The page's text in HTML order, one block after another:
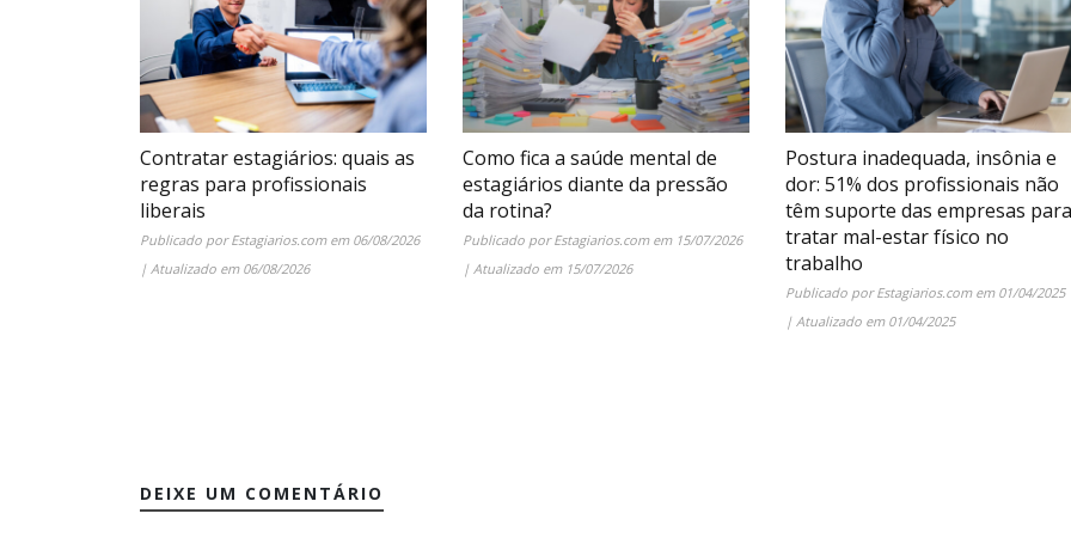
Contratar estagiários: quais as
regras para profissionais
liberais
Publicado porEstagiarios.comem 06/08/2026
| Atualizado em 06/08/2026
Como fica a saúde mental de
estagiários diante da pressão
da rotina?
Publicado porEstagiarios.comem 15/07/2026
| Atualizado em 15/07/2026
Postura inadequada, insônia e
dor: 51% dos profissionais não
têm suporte das empresas para
tratar mal-estar físico no
trabalho
Publicado porEstagiarios.comem 01/04/2025
| Atualizado em 01/04/2025
DEIXE UM COMENTÁRIO